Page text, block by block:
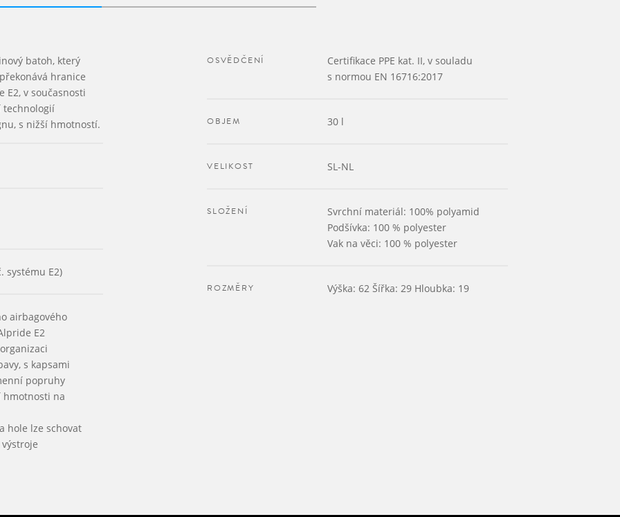
batoh, který
hranice
E2, v současnosti
technologií
s nižší hmotností.
systému E2)
airbagového
E2
s kapsami
popruhy
hmotnosti na
hole lze schovat
OSVĚDČENÍ
Certifikace PPE kat. II, v souladu
s normou EN 16716:2017
OBJEM 30 l
VELIKOST SL-NL
SLOŽENÍ
Svrchní materiál: 100% polyamid
Podšívka: 100 % polyester
Vak na věci: 100 % polyester
ROZMĚRY Výška: 62 Šířka: 29 Hloubka: 19